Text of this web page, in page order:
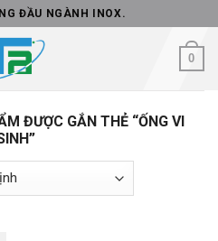
ĐẦU NGÀNH INOX.
0
ĐƯỢC GẮN THẺ “ỐNG VI